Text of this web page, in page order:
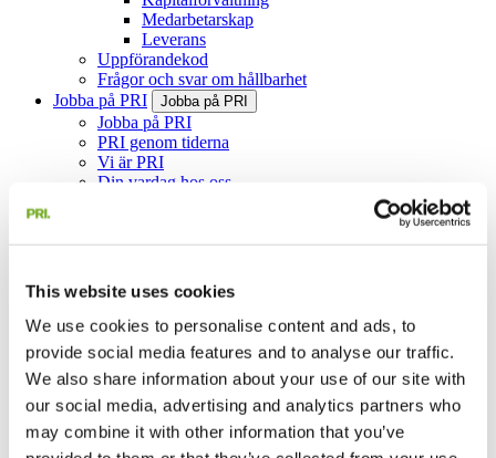
This website uses cookies
We use cookies to personalise content and ads, to
provide social media features and to analyse our traffic.
We also share information about your use of our site with
our social media, advertising and analytics partners who
may combine it with other information that you’ve
Medarbetarskap
Leverans
Uppförandekod
Frågor och svar om hållbarhet
Jobba på PRI
Jobba på PRI
Jobba på PRI
PRI genom tiderna
Vi är PRI
Din vardag hos oss
Användarvillkor för PRI Pensionsgarantis webbplats
Cookies
Ledning och styrning
Ledning och styrning
Ledning och styrning
Bolagsledning
Bolagsstyrning
Styrelse
Kontakta oss
Kontakta oss
Kontakta oss